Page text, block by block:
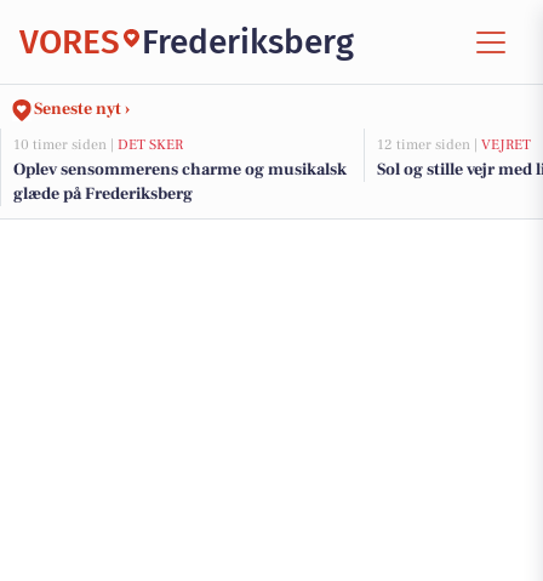
VORES Frederiksberg
Seneste nyt ›
10 timer siden | DET SKER
Oplev sensommerens charme og musikalsk
glæde på Frederiksberg
12 timer siden | VEJRET
Sol og stille vejr med